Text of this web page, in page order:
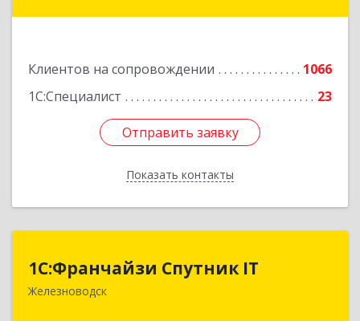
Клиентов на сопровождении
1066
1С:Специалист
23
Отправить заявку
Показать контакты
Отправить заявку
Назад
1С:Франчайзи Спутник IT
Железноводск
1С:Франчайзи Спутник IT
357430, Ставропольский край, город-курорт